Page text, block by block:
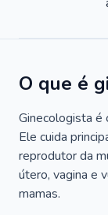
O que é
Ginecologista é
Ele cuida
reprodutor da
útero, vagina e
mamas.